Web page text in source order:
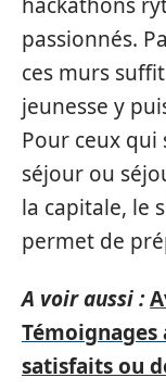
passionnés.
ces murs
jeunesse y
Pour ceux
séjour ou
la capitale, le
permet de
A voir aussi :
satisfaits ou